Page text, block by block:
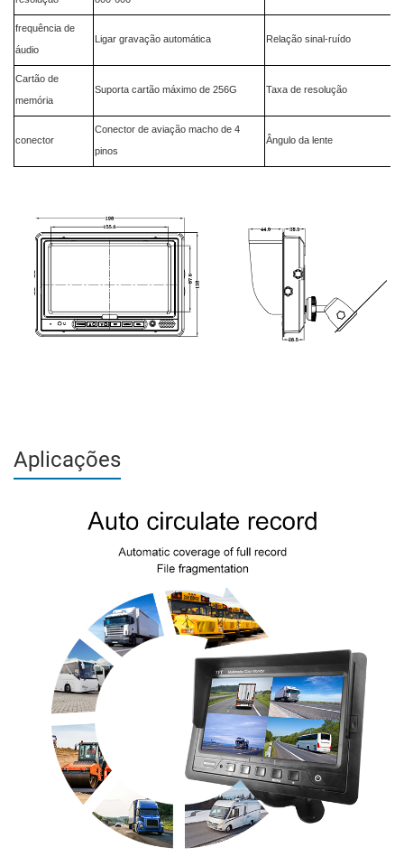
frequência de
áudio
Ligar gravação automática Relação sinal-ruído
Cartão de
memória
Suporta cartão máximo de 256G Taxa de resolução
conector
Conector de aviação macho de 4
pinos
Ângulo da lente
Aplicações